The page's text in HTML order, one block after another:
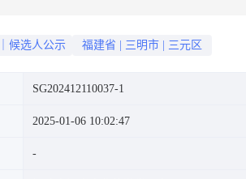
候选人公示 福建省 三明市 三元区
SG202412110037-1
2025-01-06 10:02:47